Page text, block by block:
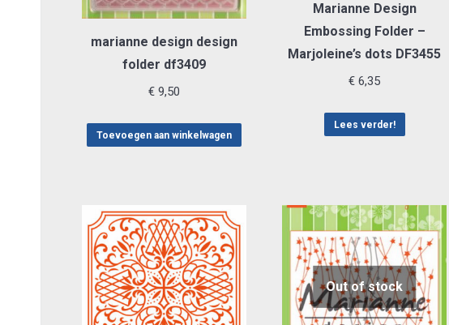
marianne design design
folder df3409
€ 9,50
Toevoegen aan winkelwagen
Marianne Design
Embossing Folder –
Marjoleine’s dots DF3455
€ 6,35
Lees verder!
Out of stock